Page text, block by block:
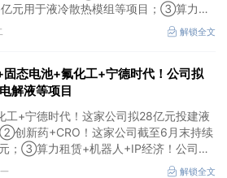
元用于液冷散热模组等项目；③算力
署超46亿元算力服务合同。
解锁全文
固态电池+氟化工+宁德时代！公司拟
解液等项目
+宁德时代！这家公司拟28亿元投建液
创新药+CRO！这家公司截至6月末持续
；③算力租赁+机器人+IP经济！公司签
解锁全文